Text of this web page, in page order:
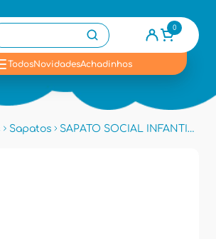
0
TodosNovidadesAchadinhos
Sapatos SAPATO SOCIAL INFANTIL PAMPILI 100520 - Rosa Glace Vz